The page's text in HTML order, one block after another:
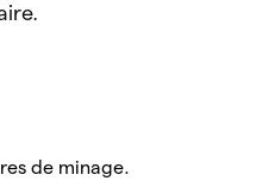
de minage.